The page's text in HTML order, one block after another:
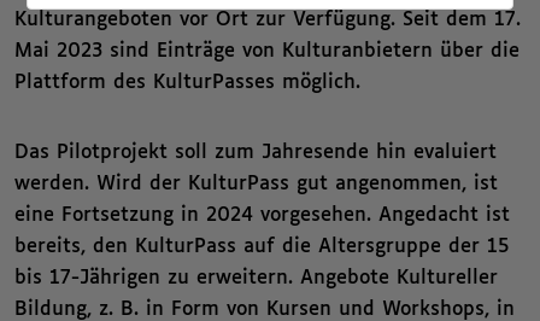
Kulturangeboten vor Ort zur Verfügung. Seit dem 17.
Mai 2023 sind Einträge von Kulturanbietern über die
Plattform des KulturPasses möglich.
Das Pilotprojekt soll zum Jahresende hin evaluiert
werden. Wird der KulturPass gut angenommen, ist
eine Fortsetzung in 2024 vorgesehen. Angedacht ist
bereits, den KulturPass auf die Altersgruppe der 15
bis 17-Jährigen zu erweitern. Angebote Kultureller
Bildung, z. B. in Form von Kursen und Workshops, in